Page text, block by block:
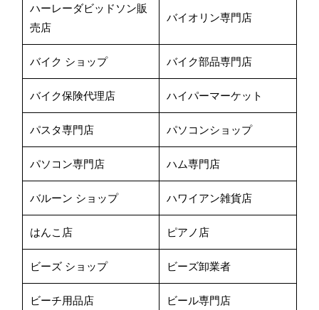
ハーレーダビッドソン販
売店
バイオリン専門店
バイク ショップ バイク部品専門店
バイク保険代理店 ハイパーマーケット
パスタ専門店 パソコンショップ
パソコン専門店 ハム専門店
バルーン ショップ ハワイアン雑貨店
はんこ店 ピアノ店
ビーズ ショップ ビーズ卸業者
ビーチ用品店 ビール専門店